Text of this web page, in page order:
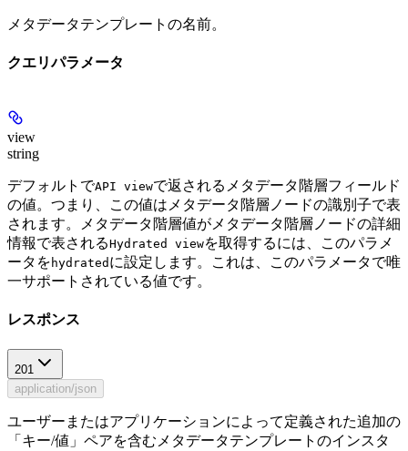
メタデータテンプレートの名前。
クエリパラメータ
view
string
デフォルトでAPI viewで返されるメタデータ階層フィールド
の値。つまり、この値はメタデータ階層ノードの識別子で表
されます。メタデータ階層値がメタデータ階層ノードの詳細
情報で表されるHydrated viewを取得するには、このパラメ
ータを hydrated に設定します。これは、このパラメータで唯
一サポートされている値です。
レスポンス
201
application/json
ユーザーまたはアプリケーションによって定義された追加の
「キー/値」ペアを含むメタデータテンプレートのインスタ